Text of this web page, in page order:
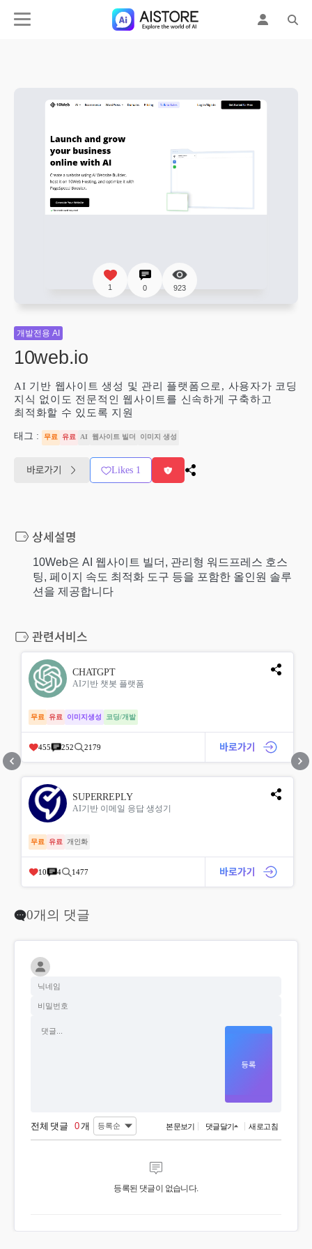
1 0 923
개발전용 AI
10web.io
AI 기반 웹사이트 생성 및 관리 플랫폼으로, 사용자가 코딩
지식 없이도 전문적인 웹사이트를 신속하게 구축하고
최적화할 수 있도록 지원
태그 : 무료 유료 AI 웹사이트 빌더 이미지 생성
Likes 1
10Web은 AI 웹사이트 빌더, 관리형 워드프레스 호스
팅, 페이지 속도 최적화 도구 등을 포함한 올인원 솔루
션을 제공합니다
CHATGPT
AI기반 챗봇 플랫폼
무료 유료 이미지생성 코딩/개발
455 252 2179
SUPERREPLY
AI기반 이메일 응답 생성기
무료 유료 개인화
10 4 1477
0개의 댓글
전체 댓글 0 개 본문보기 댓글달기 새로고침
등록된 댓글이 없습니다.